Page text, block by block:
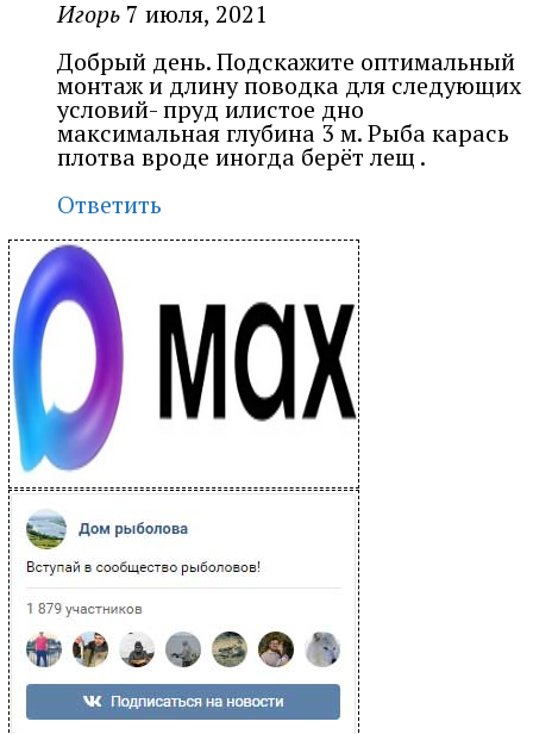
Игорь 7 июля, 2021
Добрый день. Подскажите оптимальный
монтаж и длину поводка для следующих
условий- пруд илистое дно
максимальная глубина 3 м. Рыба карась
плотва вроде иногда берёт лещ .
Ответить